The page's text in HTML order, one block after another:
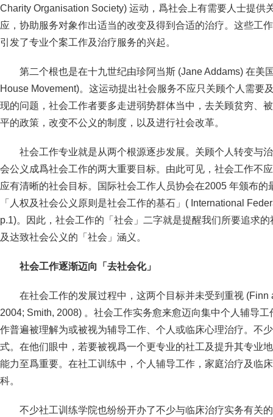
Charity Organisation Society) 运动，爲社会上有需要人士提供
应，协助服务对象作出适当的改变及得到合适的治疗。这些工
引发了专业个案工作及治疗服务的兴起。
第二个根也是在十九世纪由珍阿当斯 (Jane Addams) 在美
House Movement)。这运动提出社会服务不应只关顾个人需要
现的问题，社会工作者要多走进弱势群体当中，去关顾贫穷、
平的政策，改变不公义的制度，以及进行社会改革。
社会工作专业就是从两个根源逐步发展。关顾个人转变与
会公义成爲社会工作的两大重要目标。由此可见，社会工作不
应有清晰的社会目标。国际社会工作人员协会在2005 年颁布
「人权及社会公义原则是社会工作的基石」( International
p.1)。因此，社会工作的「社会」二字就是提醒我们所要追求
及达致社会公义的「社会」涵义。
社会工作逐渐迈向「去社会化」
在社会工作的发展过程中，这两个目标并未受到重视 (Finn
2004; Smith, 2008) 。社会工作实务愈来愈迈向集中个人辅导
作普遍被理解为或被视为辅导工作、个人或临床心理治疗。不
式。在他们眼中，若要被视爲一个更专业的社工及提升其专业
能力至爲重要。在社工训练中，个人辅导工作，家庭治疗及临
科。
不少社工训练学院也纷纷开办了不少与临床治疗实务有关